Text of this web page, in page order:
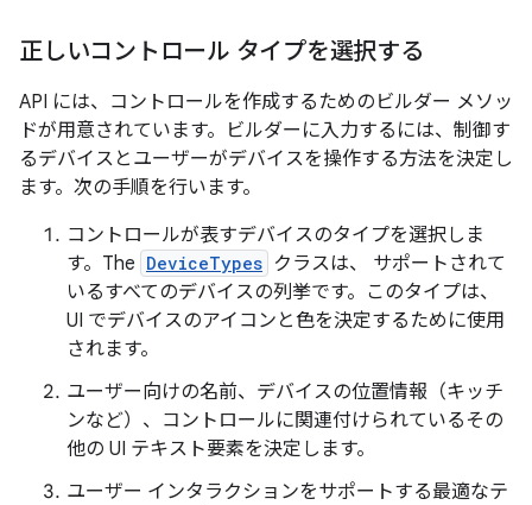
正しいコントロール タイプを選択する
API には、コントロールを作成するためのビルダー メソッ
ドが用意されています。ビルダーに入力するには、制御す
るデバイスとユーザーがデバイスを操作する方法を決定し
ます。次の手順を行います。
コントロールが表すデバイスのタイプを選択しま
す。The DeviceTypes クラスは、 サポートされて
いるすべてのデバイスの列挙です。このタイプは、
UI でデバイスのアイコンと色を決定するために使用
されます。
ユーザー向けの名前、デバイスの位置情報（キッチ
ンなど）、コントロールに関連付けられているその
他の UI テキスト要素を決定します。
ユーザー インタラクションをサポートする最適なテ